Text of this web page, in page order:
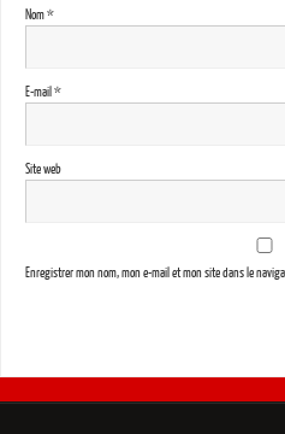
Nom*
E-mail *
Site web
Enregistrer mon nom, mon e-mail et mon site dans le